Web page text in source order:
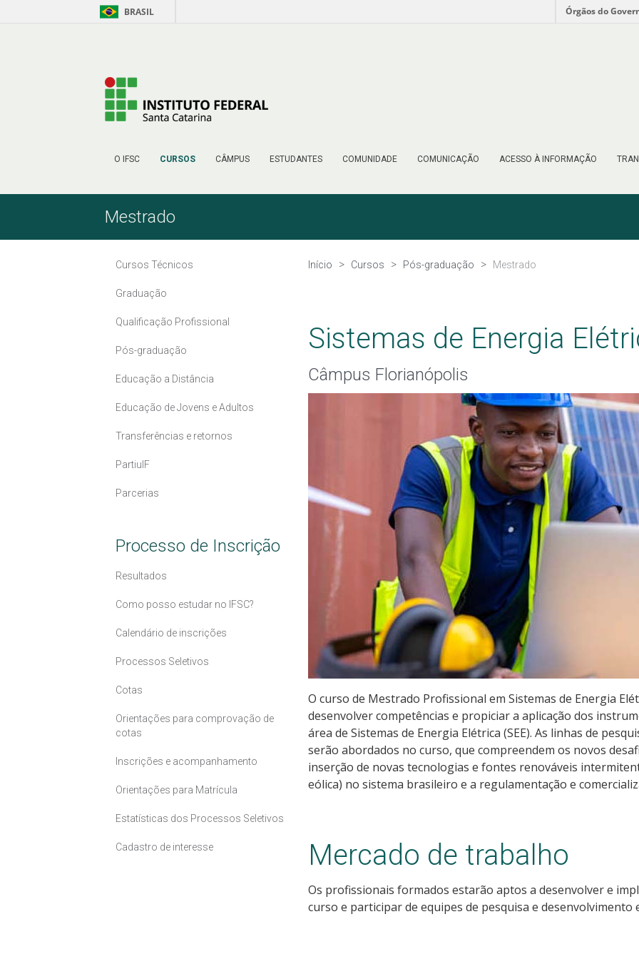
Pular para o Conteúdo BRASIL Órgãos do
O IFSC CURSOS CÂMPUS ESTUDANTES COMUNIDADE COMUNICAÇÃO ACESSO À INFORMAÇÃO
Mestrado
Cursos Técnicos
Graduação
Qualificação Profissional
Pós-graduação
Educação a Distância
Educação de Jovens e Adultos
Transferências e retornos
PartiuIF
Parcerias
Processo de Inscrição
Resultados
Como posso estudar no IFSC?
Calendário de inscrições
Processos Seletivos
Cotas
Orientações para comprovação de
cotas
Inscrições e acompanhamento
Orientações para Matrícula
Estatísticas dos Processos Seletivos
Cadastro de interesse
Início Cursos Pós-graduação Mestrado
Sistemas de Energia
Câmpus Florianópolis
O curso de Mestrado Profissional em Sistemas de Energia
desenvolver competências e propiciar a aplicação dos
área de Sistemas de Energia Elétrica (SEE). As linhas de
serão abordados no curso, que compreendem os novos
inserção de novas tecnologias e fontes renováveis
eólica) no sistema brasileiro e a regulamentação e
Mercado de trabalho
Os profissionais formados estarão aptos a desenvolver e
curso e participar de equipes de pesquisa e desenvolvimento